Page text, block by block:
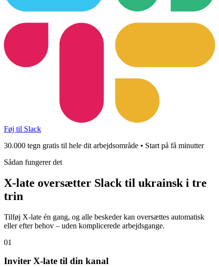
Føj til Slack
30.000 tegn gratis til hele dit arbejdsområde • Start på få minutter
Sådan fungerer det
X-late oversætter Slack til ukrainsk i tre
trin
Tilføj X-late én gang, og alle beskeder kan oversættes automatisk
eller efter behov – uden komplicerede arbejdsgange.
01
Inviter X-late til din kanal